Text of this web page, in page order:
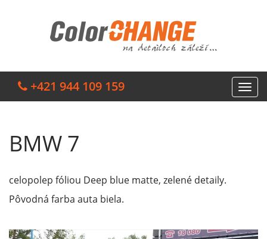
+421 944 109 159
BMW 7
celopolep fóliou Deep blue matte, zelené detaily.
Pôvodná farba auta biela.